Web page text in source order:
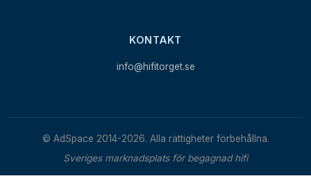
KONTAKT
info@hifitorget.se
© AdSpace 2014-2026. Alla rättigheter förbehållna.
Sveriges marknadsplats för begagnad hifi